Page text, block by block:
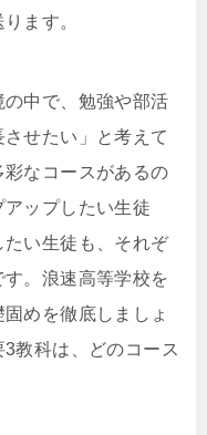
ます。
中で、勉強や部活
せたい」と考えて
なコースがあるの
ップしたい生徒
たい生徒も、それぞ
。浪速高等学校を
めを徹底しましょ
教科は、どのコース